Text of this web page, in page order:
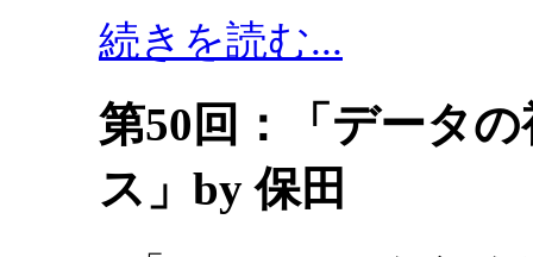
続きを読む...
第50回：「データ
ス」by 保田